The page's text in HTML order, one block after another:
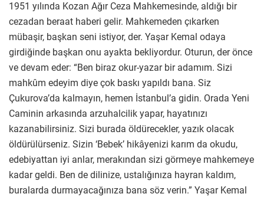
1951 yılında Kozan Ağır Ceza Mahkemesinde, aldığı bir
cezadan beraat haberi gelir. Mahkemeden çıkarken
mübaşir, başkan seni istiyor, der. Yaşar Kemal odaya
girdiğinde başkan onu ayakta bekliyordur. Oturun, der önce
ve devam eder: “Ben biraz okur-yazar bir adamım. Sizi
mahkûm edeyim diye çok baskı yapıldı bana. Siz
Çukurova’da kalmayın, hemen İstanbul’a gidin. Orada Yeni
Caminin arkasında arzuhalcilik yapar, hayatınızı
kazanabilirsiniz. Sizi burada öldürecekler, yazık olacak
öldürülürseniz. Sizin ‘Bebek’ hikâyenizi karım da okudu,
edebiyattan iyi anlar, merakından sizi görmeye mahkemeye
kadar geldi. Ben de dilinize, ustalığınıza hayran kaldım,
buralarda durmayacağınıza bana söz verin.” Yaşar Kemal